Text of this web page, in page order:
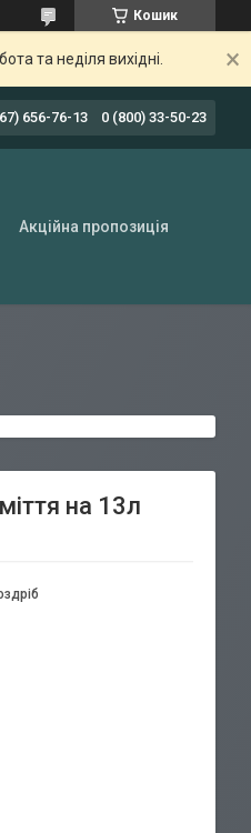
Кошик
та неділя вихідні.
656-76-13 0 (800) 33-50-23
Акційна пропозиція
на 13л